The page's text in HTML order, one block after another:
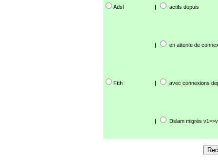
Adsl | actifs depuis
| en attente de
Ftth | avec connexions
| Dslam migrés